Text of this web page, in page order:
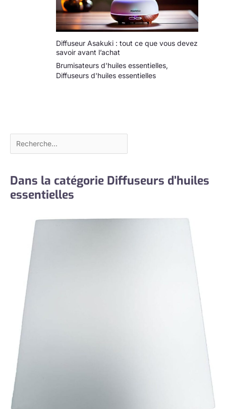
Diffuseur Asakuki : tout ce que vous devez
savoir avant l’achat
Brumisateurs d'huiles essentielles,
Diffuseurs d'huiles essentielles
Dans la catégorie Diffuseurs d’huiles
essentielles